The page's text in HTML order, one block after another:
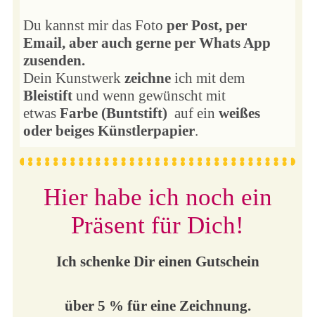
Du kannst mir das Foto per Post, per
Email, aber auch gerne per Whats App
zusenden.
Dein Kunstwerk zeichne ich mit dem
Bleistift und wenn gewünscht mit
etwas Farbe (Buntstift) auf ein weißes
oder beiges Künstlerpapier.
Hier habe ich noch ein
Präsent für Dich!
Ich schenke Dir einen Gutschein
über 5 % für eine Zeichnung.